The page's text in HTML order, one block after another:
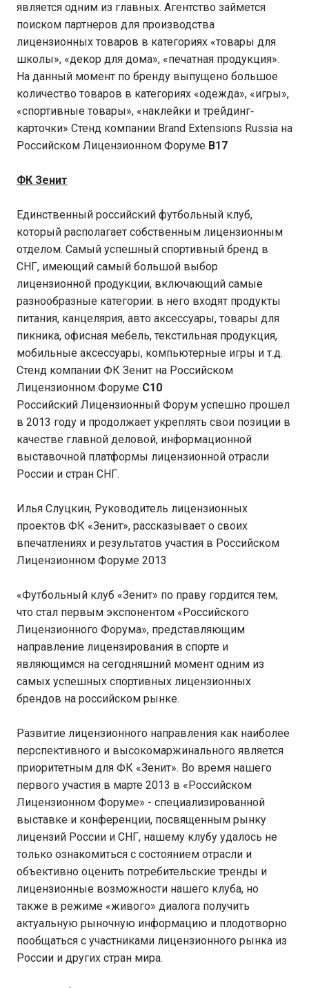
является одним из главных. Агентство займется
поиском партнеров для производства
лицензионных товаров в категориях «товары для
школы», «декор для дома», «печатная продукция».
На данный момент по бренду выпущено большое
количество товаров в категориях «одежда», «игры»,
«спортивные товары», «наклейки и трейдинг‐
карточки» Стенд компании Brand Extensions Russia на
Российском Лицензионном Форуме B17
ФК Зенит
Единственный российский футбольный клуб,
который располагает собственным лицензионным
отделом. Самый успешный спортивный бренд в
СНГ, имеющий самый большой выбор
лицензионной продукции, включающий самые
разнообразные категории: в него входят продукты
питания, канцелярия, авто аксессуары, товары для
пикника, офисная мебель, текстильная продукция,
мобильные аксессуары, компьютерные игры и т.д.
Стенд компании ФК Зенит на Российском
Лицензионном Форуме C10
Российский Лицензионный Форум успешно прошел
в 2013 году и продолжает укреплять свои позиции в
качестве главной деловой, информационной
выставочной платформы лицензионной отрасли
России и стран СНГ.
Илья Слуцкин, Руководитель лицензионных
проектов ФК «Зенит», рассказывает о своих
впечатлениях и результатов участия в Российском
Лицензионном Форуме 2013
«Футбольный клуб «Зенит» по праву гордится тем,
что стал первым экспонентом «Российского
Лицензионного Форума», представляющим
направление лицензирования в спорте и
являющимся на сегодняшний момент одним из
самых успешных спортивных лицензионных
брендов на российском рынке.
Развитие лицензионного направления как наиболее
перспективного и высокомаржинального является
приоритетным для ФК «Зенит». Во время нашего
первого участия в марте 2013 в «Российском
Лицензионном Форуме» - специализированной
выставке и конференции, посвященным рынку
лицензий России и СНГ, нашему клубу удалось не
только ознакомиться с состоянием отрасли и
объективно оценить потребительские тренды и
лицензионные возможности нашего клуба, но
также в режиме «живого» диалога получить
актуальную рыночную информацию и плодотворно
пообщаться с участниками лицензионного рынка из
России и других стран мира.